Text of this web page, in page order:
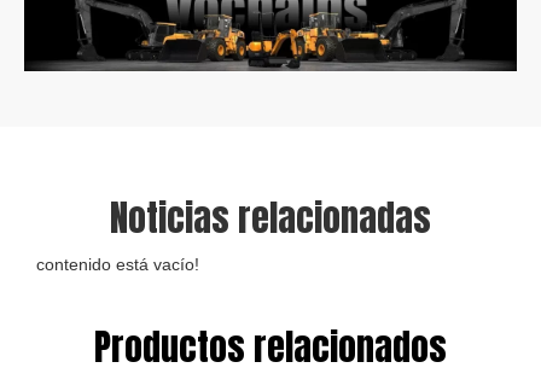
Noticias relacionadas
contenido está vacío!
Productos relacionados